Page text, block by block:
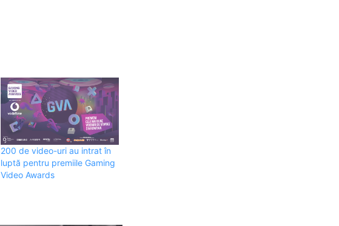
200 de video-uri au intrat în
luptă pentru premiile Gaming
Video Awards